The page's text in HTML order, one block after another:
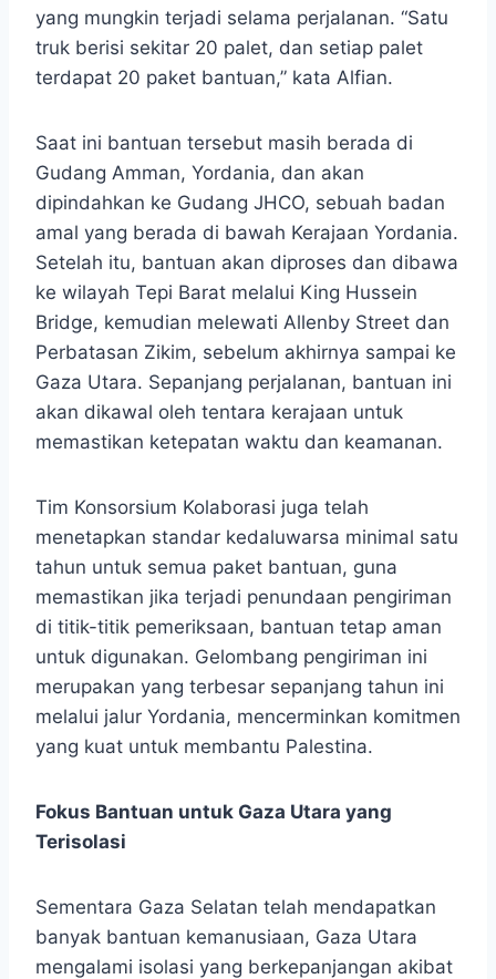
yang mungkin terjadi selama perjalanan. “Satu
truk berisi sekitar 20 palet, dan setiap palet
terdapat 20 paket bantuan,” kata Alfian.
Saat ini bantuan tersebut masih berada di
Gudang Amman, Yordania, dan akan
dipindahkan ke Gudang JHCO, sebuah badan
amal yang berada di bawah Kerajaan Yordania.
Setelah itu, bantuan akan diproses dan dibawa
ke wilayah Tepi Barat melalui King Hussein
Bridge, kemudian melewati Allenby Street dan
Perbatasan Zikim, sebelum akhirnya sampai ke
Gaza Utara. Sepanjang perjalanan, bantuan ini
akan dikawal oleh tentara kerajaan untuk
memastikan ketepatan waktu dan keamanan.
Tim Konsorsium Kolaborasi juga telah
menetapkan standar kedaluwarsa minimal satu
tahun untuk semua paket bantuan, guna
memastikan jika terjadi penundaan pengiriman
di titik-titik pemeriksaan, bantuan tetap aman
untuk digunakan. Gelombang pengiriman ini
merupakan yang terbesar sepanjang tahun ini
melalui jalur Yordania, mencerminkan komitmen
yang kuat untuk membantu Palestina.
Fokus Bantuan untuk Gaza Utara yang
Terisolasi
Sementara Gaza Selatan telah mendapatkan
banyak bantuan kemanusiaan, Gaza Utara
mengalami isolasi yang berkepanjangan akibat